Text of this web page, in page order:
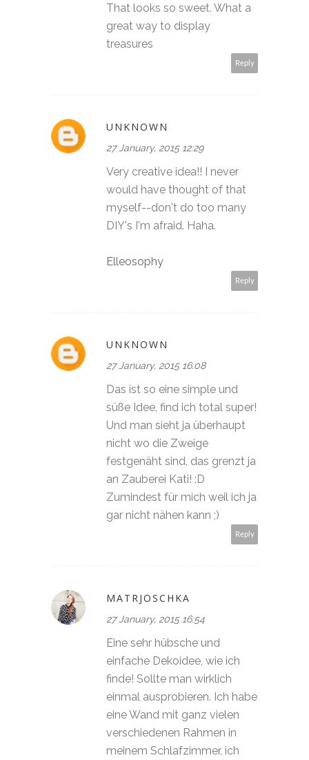
That looks so sweet. What a
great way to display
treasures
Reply
UNKNOWN
27 January, 2015 12:29
Very creative idea!! I never
would have thought of that
myself--don't do too many
DIY's I'm afraid. Haha.
Elleosophy
Reply
UNKNOWN
27 January, 2015 16:08
Das ist so eine simple und
süße Idee, find ich total super!
Und man sieht ja überhaupt
nicht wo die Zweige
festgenäht sind, das grenzt ja
an Zauberei Kati! :D
Zumindest für mich weil ich ja
gar nicht nähen kann ;)
Reply
MATRJOSCHKA
27 January, 2015 16:54
Eine sehr hübsche und
einfache Dekoidee, wie ich
finde! Sollte man wirklich
einmal ausprobieren. Ich habe
eine Wand mit ganz vielen
verschiedenen Rahmen in
meinem Schlafzimmer, ich